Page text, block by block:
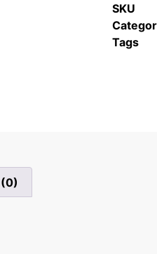
SKU
Tags